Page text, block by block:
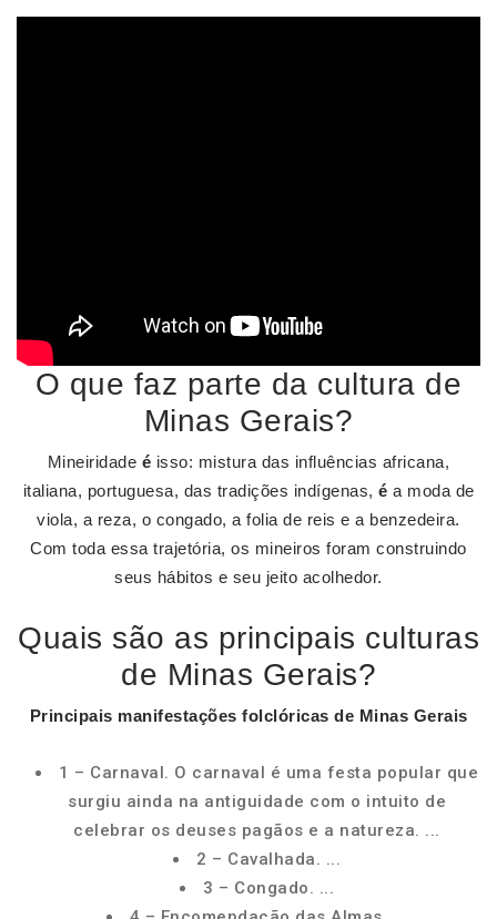
O que faz parte da cultura de
Minas Gerais?
Mineiridade é isso: mistura das influências africana,
italiana, portuguesa, das tradições indígenas, é a moda de
viola, a reza, o congado, a folia de reis e a benzedeira.
Com toda essa trajetória, os mineiros foram construindo
seus hábitos e seu jeito acolhedor.
Quais são as principais culturas
de Minas Gerais?
Principais manifestações folclóricas de Minas Gerais
1 – Carnaval. O carnaval é uma festa popular que
surgiu ainda na antiguidade com o intuito de
celebrar os deuses pagãos e a natureza. ...
2 – Cavalhada. ...
3 – Congado. ...